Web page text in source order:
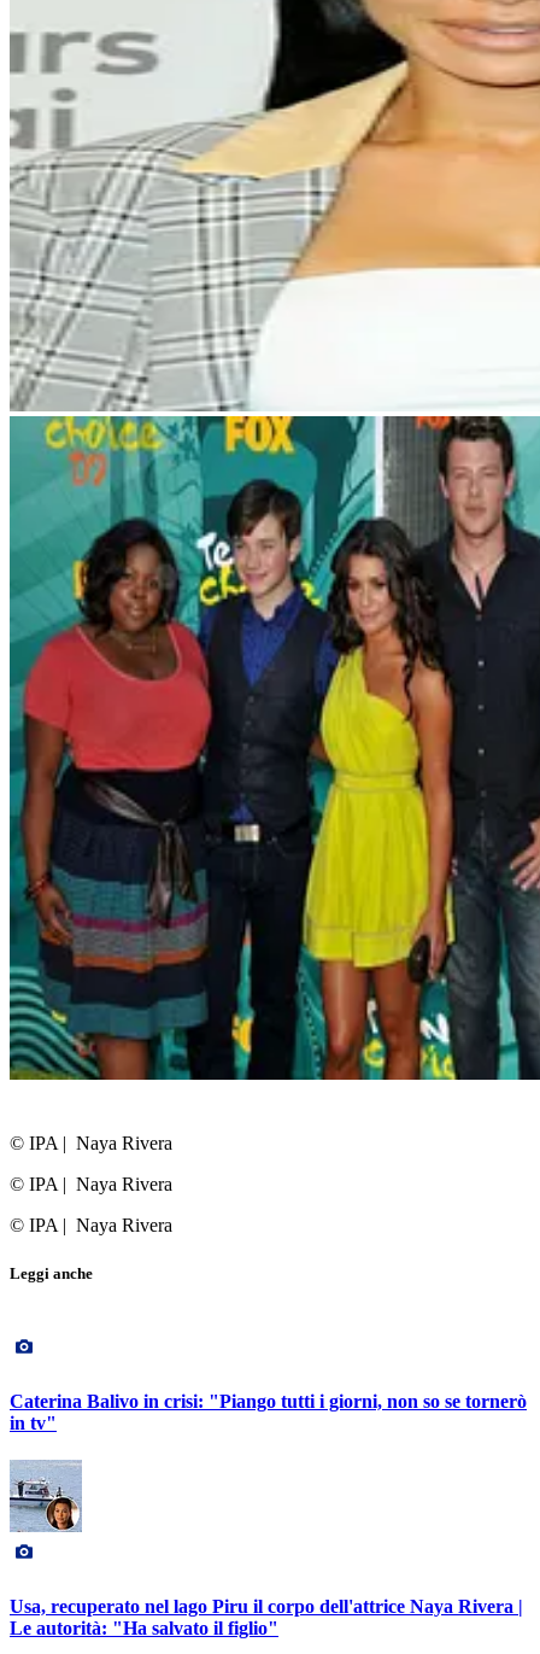
© IPA | Naya Rivera
© IPA | Naya Rivera
© IPA | Naya Rivera
Leggi anche
Caterina Balivo in crisi: "Piango tutti i giorni, non so se tornerò
in tv"
Usa, recuperato nel lago Piru il corpo dell'attrice Naya Rivera |
Le autorità: "Ha salvato il figlio"